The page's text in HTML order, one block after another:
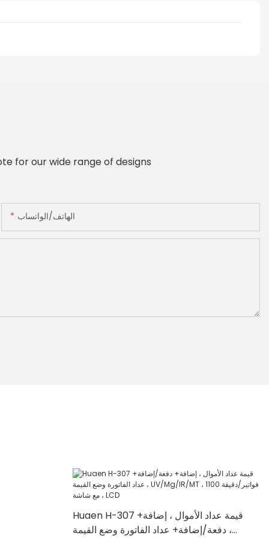
for our wide range of designs
الهاتف/الواتساب
Huaen H-307 قيمة عداد الأموال ، إضافة+
دفعة/إضافة+ عداد الفاتورة وضع القيمة ،